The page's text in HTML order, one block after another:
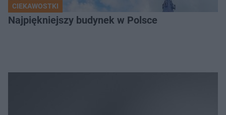
CIEKAWOSTKI
Najpiękniejszy budynek w Polsce